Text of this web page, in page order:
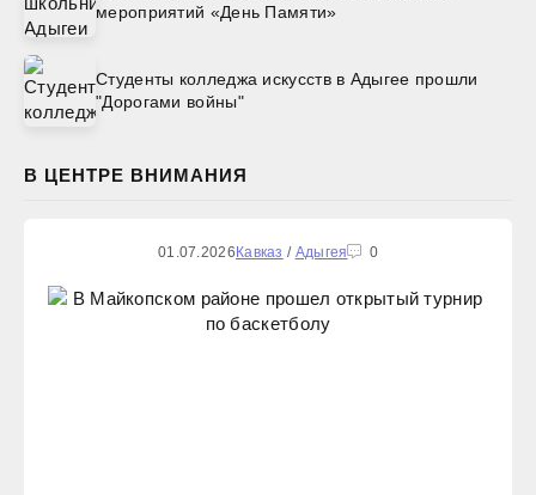
мероприятий «День Памяти»
Студенты колледжа искусств в Адыгее прошли
"Дорогами войны"
В ЦЕНТРЕ ВНИМАНИЯ
01.07.2026 Кавказ / Адыгея 0